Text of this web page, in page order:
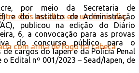
por meio da Secretaria de
e do Instituto de Administração
AC), publicou na edição do Diário
6, a convocação para as provas
do concurso público para o
cargos do Iapen e da Polícia Penal
Edital nº 001/2023 – Sead/Iapen, de